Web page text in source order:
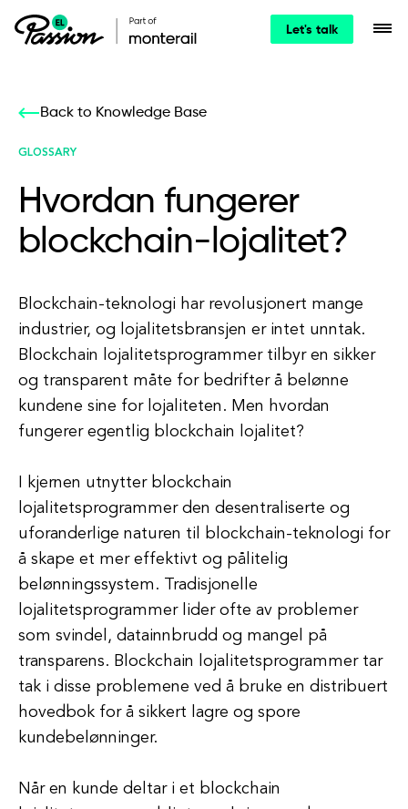
Let's talk
Back to Knowledge Base
GLOSSARY
Hvordan fungerer
blockchain-lojalitet?
Blockchain-teknologi har revolusjonert mange
industrier, og lojalitetsbransjen er intet unntak.
Blockchain lojalitetsprogrammer tilbyr en sikker
og transparent måte for bedrifter å belønne
kundene sine for lojaliteten. Men hvordan
fungerer egentlig blockchain lojalitet?
I kjernen utnytter blockchain
lojalitetsprogrammer den desentraliserte og
uforanderlige naturen til blockchain-teknologi for
å skape et mer effektivt og pålitelig
belønningssystem. Tradisjonelle
lojalitetsprogrammer lider ofte av problemer
som svindel, datainnbrudd og mangel på
transparens. Blockchain lojalitetsprogrammer tar
tak i disse problemene ved å bruke en distribuert
hovedbok for å sikkert lagre og spore
kundebelønninger.
Når en kunde deltar i et blockchain